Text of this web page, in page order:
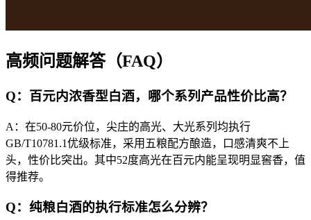
高频问题解答（FAQ）
Q：百元内浓香型白酒，哪个系列产品性价比高？
A：在50-80元价位，尖庄的高光、大光系列均执行
GB/T10781.1优级标准，采用五粮配方酿造，口感清爽不上
头，性价比突出。其中52度高光在百元内能呈现明显窖香，值
得推荐。
Q：纯粮白酒的执行标准怎么分辨？